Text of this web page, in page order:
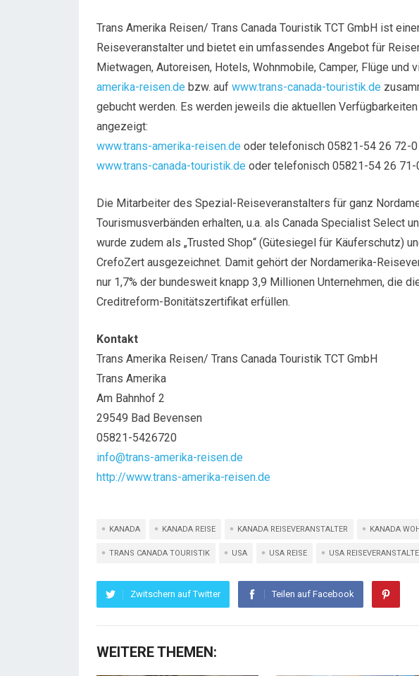
Trans Amerika Reisen/ Trans Canada Touristik TCT GmbH ist
Reiseveranstalter und bietet ein umfassendes Angebot für
Mietwagen, Autoreisen, Hotels, Wohnmobile, Camper, Flüge und
amerika-reisen.de bzw. auf www.trans-canada-touristik.de
gebucht werden. Es werden jeweils die aktuellen
angezeigt:
www.trans-amerika-reisen.de oder telefonisch 05821-54 26 72-0
www.trans-canada-touristik.de oder telefonisch 05821-54 26 71-
Die Mitarbeiter des Spezial-Reiseveranstalters für ganz
Tourismusverbänden erhalten, u.a. als Canada Specialist Select
wurde zudem als „Trusted Shop“ (Gütesiegel für Käuferschutz)
CrefoZert ausgezeichnet. Damit gehört der Nordamerika-
nur 1,7% der bundesweit knapp 3,9 Millionen Unternehmen, die
Creditreform-Bonitätszertifikat erfüllen.
Kontakt
Trans Amerika Reisen/ Trans Canada Touristik TCT GmbH
Trans Amerika
Am Bahnhof 2
29549 Bad Bevensen
05821-5426720
info@trans-amerika-reisen.de
http://www.trans-amerika-reisen.de
KANADA KANADA REISE KANADA REISEVERANSTALTER KANADA
TRANS CANADA TOURISTIK USA USA REISE USA
Zwitschern auf Twitter Teilen auf Facebook
WEITERE THEMEN: